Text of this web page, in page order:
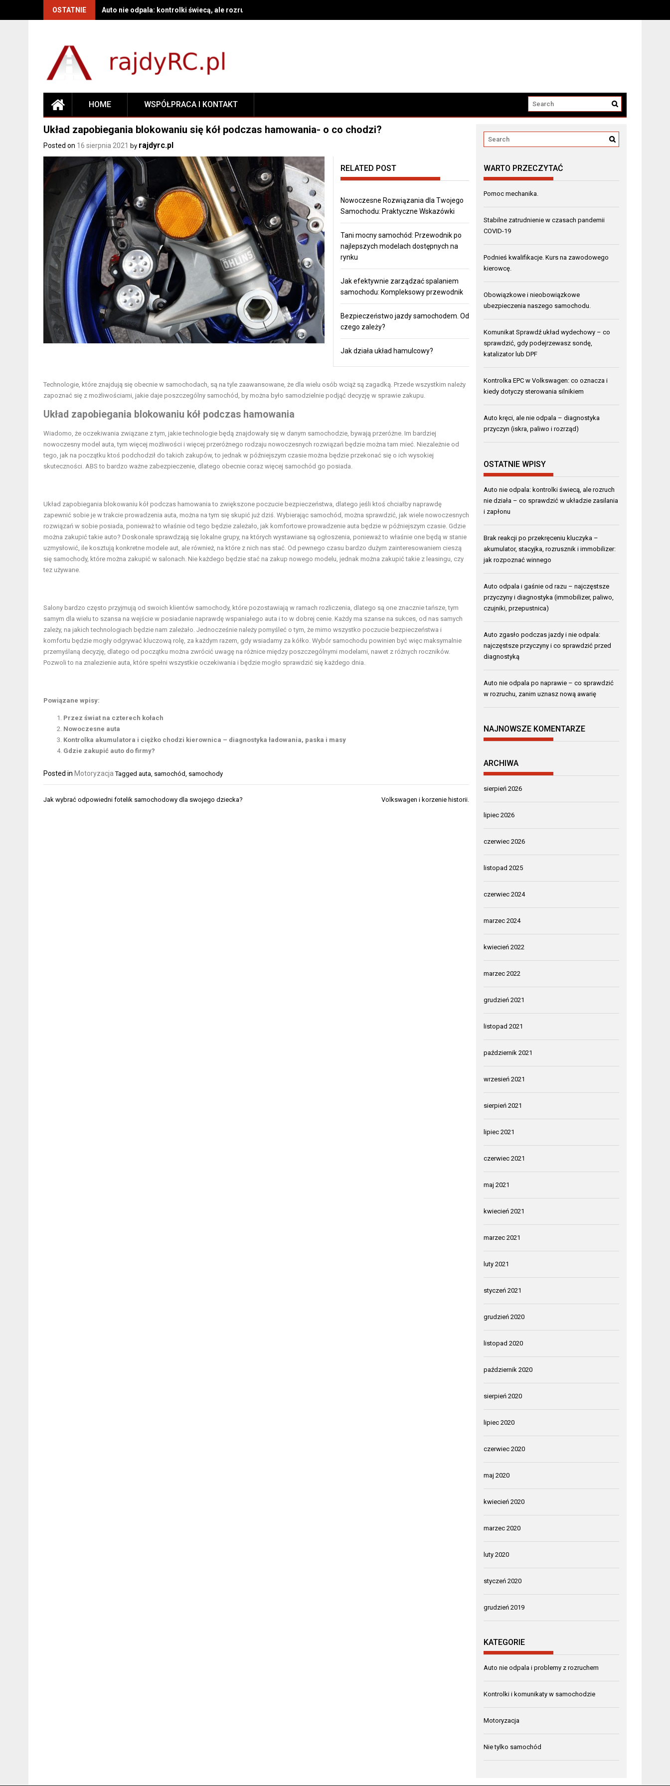
OSTATNIE Auto nie odpala: kontrolki świecą, ale rozruch nie działa – co sprawdzić w układzie zasilania i zapłonu
HOME WSPÓŁPRACA I KONTAKT
Układ zapobiegania blokowaniu się kół podczas hamowania- o co chodzi?
Posted on 16 sierpnia 2021 by rajdyrc.pl
RELATED POST
Nowoczesne Rozwiązania dla Twojego
Samochodu: Praktyczne Wskazówki
Tani mocny samochód: Przewodnik po
najlepszych modelach dostępnych na
rynku
Jak efektywnie zarządzać spalaniem
samochodu: Kompleksowy przewodnik
Bezpieczeństwo jazdy samochodem. Od
czego zależy?
Jak działa układ hamulcowy?
Technologie, które znajdują się obecnie w samochodach, są na tyle zaawansowane, że dla wielu osób wciąż są zagadką. Przede wszystkim należy
zapoznać się z możliwościami, jakie daje poszczególny samochód, by można było samodzielnie podjąć decyzję w sprawie zakupu.
Układ zapobiegania blokowaniu kół podczas hamowania
Wiadomo, że oczekiwania związane z tym, jakie technologie będą znajdowały się w danym samochodzie, bywają przeróżne. Im bardziej
nowoczesny model auta, tym więcej możliwości i więcej przeróżnego rodzaju nowoczesnych rozwiązań będzie można tam mieć. Niezależnie od
tego, jak na początku ktoś podchodził do takich zakupów, to jednak w późniejszym czasie można będzie przekonać się o ich wysokiej
skuteczności. ABS to bardzo ważne zabezpieczenie, dlatego obecnie coraz więcej samochód go posiada.
Układ zapobiegania blokowaniu kół podczas hamowania to zwiększone poczucie bezpieczeństwa, dlatego jeśli ktoś chciałby naprawdę
zapewnić sobie je w trakcie prowadzenia auta, można na tym się skupić już dziś. Wybierając samochód, można sprawdzić, jak wiele nowoczesnych
rozwiązań w sobie posiada, ponieważ to właśnie od tego będzie zależało, jak komfortowe prowadzenie auta będzie w późniejszym czasie. Gdzie
można zakupić takie auto? Doskonale sprawdzają się lokalne grupy, na których wystawiane są ogłoszenia, ponieważ to właśnie one będą w stanie
uzmysłowić, ile kosztują konkretne modele aut, ale również, na które z nich nas stać. Od pewnego czasu bardzo dużym zainteresowaniem cieszą
się samochody, które można zakupić w salonach. Nie każdego będzie stać na zakup nowego modelu, jednak można zakupić takie z leasingu, czy
tez używane.
Salony bardzo często przyjmują od swoich klientów samochody, które pozostawiają w ramach rozliczenia, dlatego są one znacznie tańsze, tym
samym dla wielu to szansa na wejście w posiadanie naprawdę wspaniałego auta i to w dobrej cenie. Każdy ma szanse na sukces, od nas samych
zależy, na jakich technologiach będzie nam zależało. Jednocześnie należy pomyśleć o tym, że mimo wszystko poczucie bezpieczeństwa i
komfortu będzie mogły odgrywać kluczową rolę, za każdym razem, gdy wsiadamy za kółko. Wybór samochodu powinien być więc maksymalnie
przemyślaną decyzję, dlatego od początku można zwrócić uwagę na różnice między poszczególnymi modelami, nawet z różnych roczników.
Pozwoli to na znalezienie auta, które spełni wszystkie oczekiwania i będzie mogło sprawdzić się każdego dnia.
Powiązane wpisy:
Przez świat na czterech kołach
Nowoczesne auta
Kontrolka akumulatora i ciężko chodzi kierownica – diagnostyka ładowania, paska i masy
Gdzie zakupić auto do firmy?
Posted in Motoryzacja Tagged auta samochód samochody
Nawigacja
Jak wybrać odpowiedni fotelik samochodowy dla swojego dziecka? Volkswagen i korzenie historii.
WARTO PRZECZYTAĆ
Pomoc mechanika.
Stabilne zatrudnienie w czasach pandemii
COVID-19
Podnieś kwalifikacje. Kurs na zawodowego
kierowcę.
Obowiązkowe i nieobowiązkowe
ubezpieczenia naszego samochodu.
Komunikat Sprawdź układ wydechowy – co
sprawdzić, gdy podejrzewasz sondę,
katalizator lub DPF
Kontrolka EPC w Volkswagen: co oznacza i
kiedy dotyczy sterowania silnikiem
Auto kręci, ale nie odpala – diagnostyka
przyczyn (iskra, paliwo i rozrząd)
OSTATNIE WPISY
Auto nie odpala: kontrolki świecą, ale rozruch
nie działa – co sprawdzić w układzie zasilania
i zapłonu
Brak reakcji po przekręceniu kluczyka –
akumulator, stacyjka, rozrusznik i immobilizer:
jak rozpoznać winnego
Auto odpala i gaśnie od razu – najczęstsze
przyczyny i diagnostyka (immobilizer, paliwo,
czujniki, przepustnica)
Auto zgasło podczas jazdy i nie odpala:
najczęstsze przyczyny i co sprawdzić przed
diagnostyką
Auto nie odpala po naprawie – co sprawdzić
w rozruchu, zanim uznasz nową awarię
NAJNOWSZE KOMENTARZE
ARCHIWA
sierpień 2026
lipiec 2026
czerwiec 2026
listopad 2025
czerwiec 2024
marzec 2024
kwiecień 2022
marzec 2022
grudzień 2021
listopad 2021
październik 2021
wrzesień 2021
sierpień 2021
lipiec 2021
czerwiec 2021
maj 2021
kwiecień 2021
marzec 2021
luty 2021
styczeń 2021
grudzień 2020
listopad 2020
październik 2020
sierpień 2020
lipiec 2020
czerwiec 2020
maj 2020
kwiecień 2020
marzec 2020
luty 2020
styczeń 2020
grudzień 2019
KATEGORIE
Auto nie odpala i problemy z rozruchem
Kontrolki i komunikaty w samochodzie
Motoryzacja
Nie tylko samochód